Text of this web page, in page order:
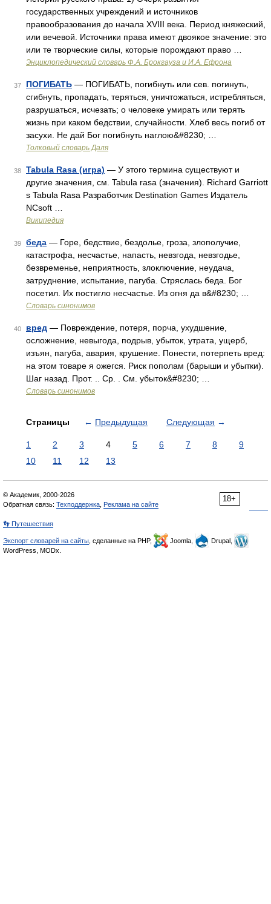
государственных учреждений и источников
правообразования до начала XVIII века. Период княжеский,
или вечевой. Источники права имеют двоякое значение: это
или те творческие силы, которые порождают право …
Энциклопедический словарь Ф.А. Брокгауза и И.А. Ефрона
37 ПОГИБАТЬ — ПОГИБАТЬ, погибнуть или сев. погинуть,
сгибнуть, пропадать, теряться, уничтожаться, истребляться,
разрушаться, исчезать; о человеке умирать или терять
жизнь при каком бедствии, случайности. Хлеб весь погиб от
засухи. Не дай Бог погибнуть наглою&#8230; …
Толковый словарь Даля
38 Tabula Rasa (игра) — У этого термина существуют и
другие значения, см. Tabula rasa (значения). Richard Garriott
s Tabula Rasa Разработчик Destination Games Издатель
NCsoft …
Википедия
39 беда — Горе, бедствие, бездолье, гроза, злополучие,
катастрофа, несчастье, напасть, невзгода, невзгодье,
безвременье, неприятность, злоключение, неудача,
затруднение, испытание, пагуба. Стряслась беда. Бог
посетил. Их постигло несчастье. Из огня да в&#8230; …
Словарь синонимов
40 вред — Повреждение, потеря, порча, ухудшение,
осложнение, невыгода, подрыв, убыток, утрата, ущерб,
изъян, пагуба, авария, крушение. Понести, потерпеть вред:
на этом товаре я ожегся. Риск пополам (барыши и убытки).
Шаг назад. Прот. .. Ср. . См. убыток&#8230; …
Словарь синонимов
Страницы ← Предыдущая Следующая →
1 2 3 4 5 6 7 8
9
10
11 12 13
18+
© Академик, 2000-2026
Обратная связь: Техподдержка Реклама на сайте
👣 Путешествия
Экспорт словарей на сайты , сделанные на PHP, Joomla,
Drupal,
WordPress, MODx.